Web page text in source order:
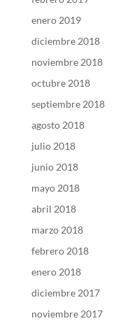
enero 2019
diciembre 2018
noviembre 2018
octubre 2018
septiembre 2018
agosto 2018
julio 2018
junio 2018
mayo 2018
abril 2018
marzo 2018
febrero 2018
enero 2018
diciembre 2017
noviembre 2017